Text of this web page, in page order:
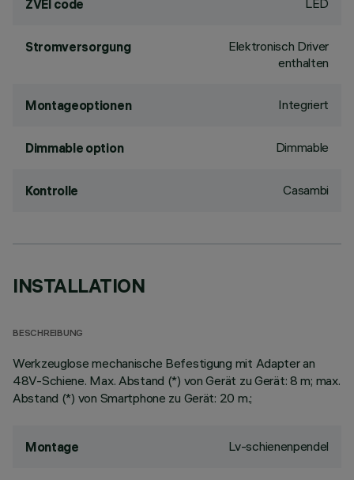
ZVEI code LED
Stromversorgung
Elektronisch Driver
enthalten
Montageoptionen Integriert
Dimmable option Dimmable
Kontrolle Casambi
INSTALLATION
BESCHREIBUNG
Werkzeuglose mechanische Befestigung mit Adapter an
48V-Schiene. Max. Abstand (*) von Gerät zu Gerät: 8 m; max.
Abstand (*) von Smartphone zu Gerät: 20 m.;
Montage Lv-schienenpendel